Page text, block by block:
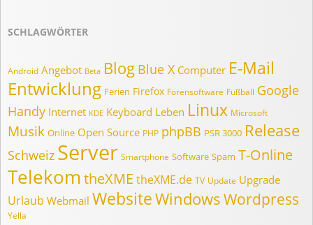
SCHLAGWÖRTER
Android Angebot Beta Blog Blue X Computer E-Mail
Entwicklung Ferien Firefox Forensoftware Fußball Google
Handy Internet KDE Keyboard Leben Linux Microsoft
Musik Online Open Source PHP phpBB PSR 3000 Release
Schweiz Server Smartphone Software Spam T-Online
Telekom theXME theXME.de TV Update Upgrade
Urlaub Webmail WebsiteWindowsWordpress
Yella